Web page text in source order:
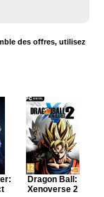
des offres, utilisez
Dragon Ball:
Xenoverse 2